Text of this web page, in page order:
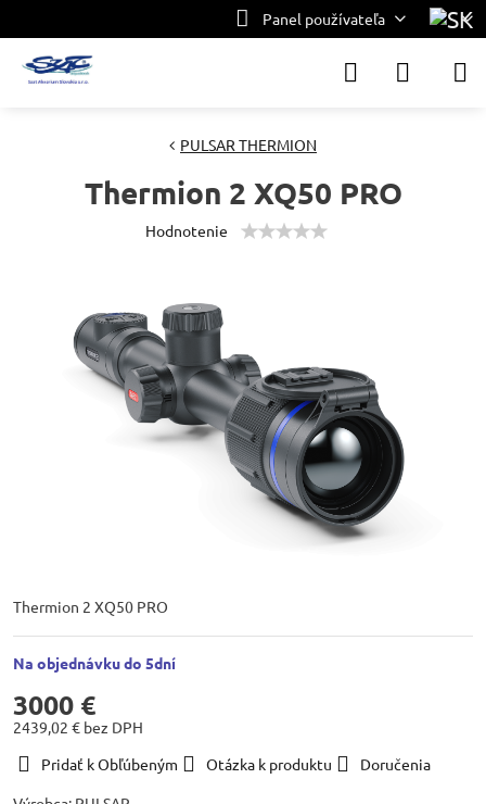
Panel používateľa
PULSAR THERMION
Thermion 2 XQ50 PRO
Hodnotenie
Thermion 2 XQ50 PRO
Na objednávku do 5dní
3000 €
2439,02 € bez DPH
Pridať k Obľúbeným
Otázka k produktu
Doručenia